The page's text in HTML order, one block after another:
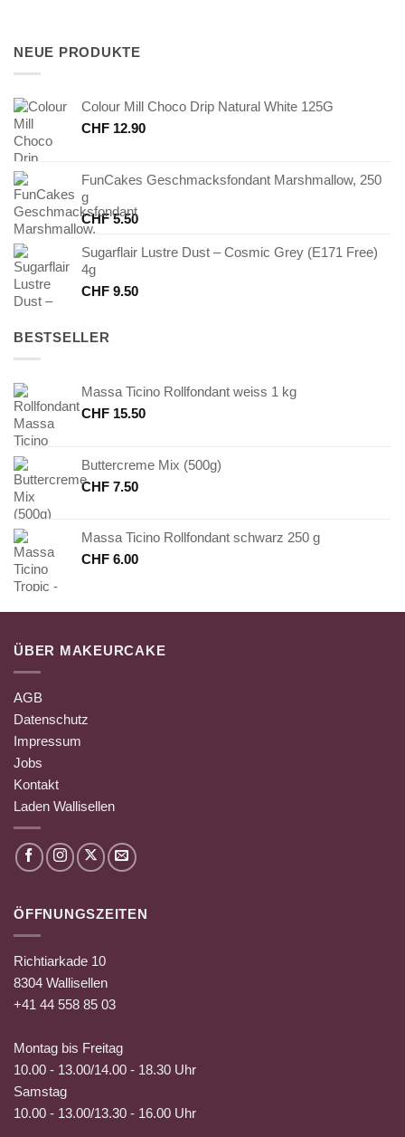
NEUE PRODUKTE
Colour Mill Choco Drip Natural White 125G
CHF 12.90
FunCakes Geschmacksfondant Marshmallow, 250
g
CHF5.50
Sugarflair Lustre Dust – Cosmic Grey (E171 Free)
4g
CHF 9.50
BESTSELLER
Massa Ticino Rollfondant weiss 1 kg
CHF 15.50
Buttercreme Mix (500g)
CHF 7.50
Massa Ticino Rollfondant schwarz 250 g
CHF 6.00
ÜBER MAKEURCAKE
AGB
Datenschutz
Impressum
Jobs
Kontakt
Laden Wallisellen
ÖFFNUNGSZEITEN
Richtiarkade 10
8304 Wallisellen
+41 44 558 85 03
Montag bis Freitag
10.00 - 13.00/14.00 - 18.30 Uhr
Samstag
10.00 - 13.00/13.30 - 16.00 Uhr